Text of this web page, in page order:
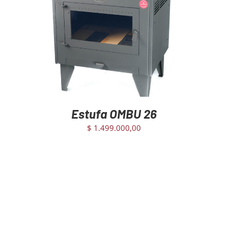
AGREGAR AL CARRITO DETAILS
Estufa OMBU 26
$ 1.499.000,00